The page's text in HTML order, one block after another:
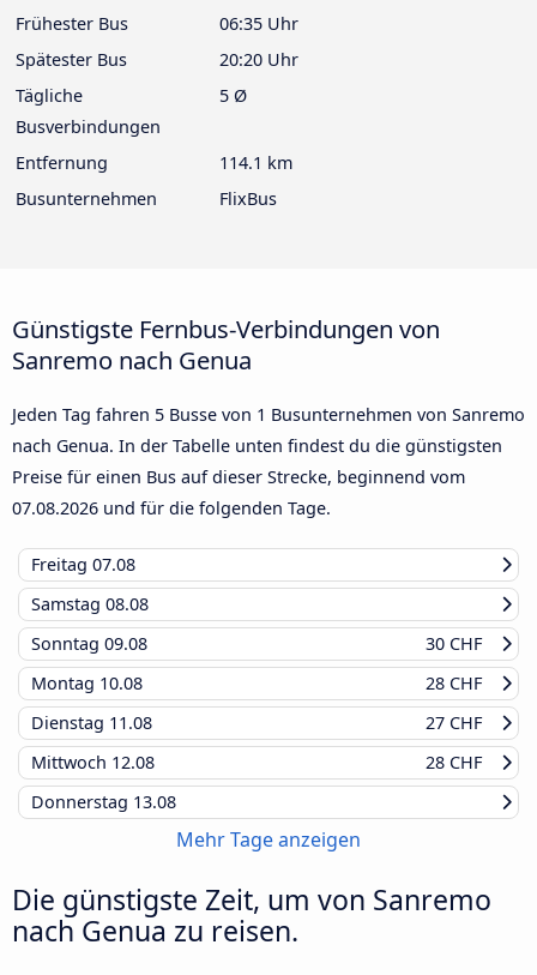
Frühester Bus
06:35 Uhr
Spätester Bus
20:20 Uhr
Tägliche
Busverbindungen
5 Ø
Entfernung
114.1 km
Busunternehmen
FlixBus
Günstigste Fernbus-Verbindungen von
Sanremo nach Genua
Jeden Tag fahren 5 Busse von 1 Busunternehmen von Sanremo
nach Genua. In der Tabelle unten findest du die günstigsten
Preise für einen Bus auf dieser Strecke, beginnend vom
07.08.2026 und für die folgenden Tage.
Freitag 07.08
Samstag 08.08
Sonntag 09.08
30 CHF
Montag 10.08
28 CHF
Dienstag 11.08
27 CHF
Mittwoch 12.08
28 CHF
Donnerstag 13.08
Mehr Tage anzeigen
Die günstigste Zeit, um von Sanremo
nach Genua zu reisen.